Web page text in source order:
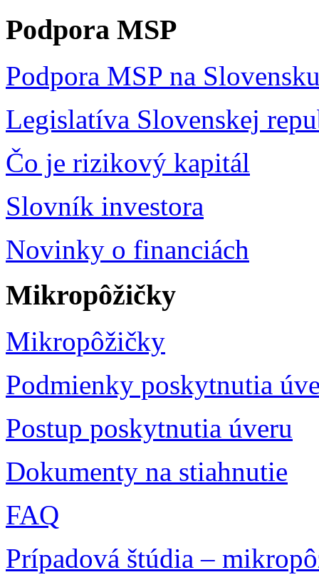
Podpora MSP
Podpora MSP na
Legislatíva Slovenskej
Čo je rizikový kapitál
Slovník investora
Novinky o financiách
Mikropôžičky
Mikropôžičky
Podmienky poskytnutia
Postup poskytnutia úveru
Dokumenty na stiahnutie
FAQ
Prípadová štúdia –